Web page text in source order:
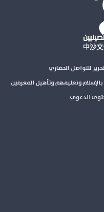
للتواصل الحضاري
وتعليمهم وتأهيل المعرفين
الدعوي